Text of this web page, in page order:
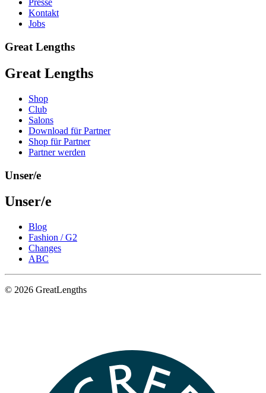
Presse
Kontakt
Jobs
Great Lengths
Great Lengths
Shop
Club
Salons
Download für Partner
Shop für Partner
Partner werden
Unser/e
Unser/e
Blog
Fashion / G2
Changes
ABC
© 2026 GreatLengths